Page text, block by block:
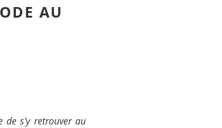
AU
de s'y retrouver au